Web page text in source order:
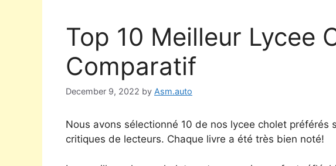
Top 10 Meilleur Lycee
Comparatif
December 9, 2022 by Asm.auto
Nous avons sélectionné 10 de nos lycee cholet préférés
critiques de lecteurs. Chaque livre a été très bien noté!